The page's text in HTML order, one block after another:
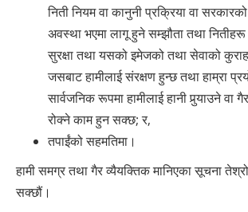
निती नियम वा कानुनी प्रक्रिया वा
अवस्था भएमा लागू हुने सम्झौता तथा नितीहरू
सुरक्षा तथा यसको इमेजको तथा सेवाको
जसबाट हामीलाई संरक्षण हुन्छ तथा हाम्रा
सार्वजनिक रूपमा हामीलाई हानी पुर्‍याउने वा
रोक्ने काम हुन सक्छ; र,
तपाईंको सहमतिमा।
हामी समग्र तथा गैर व्यैयक्तिक मानिएका सूचना
सक्छौं।